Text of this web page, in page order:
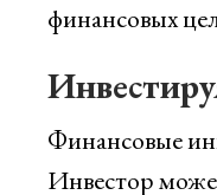
финансовых
Финансовые
Инвестор